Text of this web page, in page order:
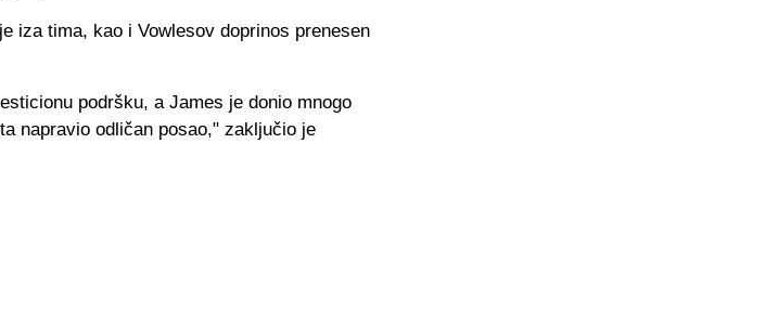
iza tima, kao i Vowlesov doprinos prenesen
podršku, a James je donio mnogo
napravio odličan posao," zaključio je